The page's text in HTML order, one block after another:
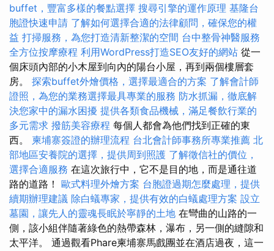
buffet，豐富多樣的餐點選擇 搜尋引擎的運作原理 基隆台
胞證快速申請 了解如何選擇合適的法律顧問，確保您的權
益 打掃服務，為您打造清新整潔的空間 台中整骨神醫服務
全方位按摩療程 利用WordPress打造SEO友好的網站 從一
個床頭內部的小木屋到向內的陽台小屋，再到兩個樓層套
房。 探索buffet外燴價格，選擇最適合的方案 了解會計師
證照，為您的業務選擇最具專業的服務 防水抓漏，徹底解
決您家中的漏水困擾 提供各類食品機械，滿足餐飲行業的
多元需求 撥筋美容療程 每個人都會為他們找到正確的東
西。 柬埔寨簽證的辦理流程 台北會計師事務所專業推薦 北
部地區安養院的選擇，提供周到照護 了解徵信社的價位，
選擇合適服務 在這次旅行中，它不是目的地，而是通往道
路的道路！ 歐式料理外燴方案 台胞證過期怎麼處理，提供
續期辦理建議 除白蟻專家，提供有效的白蟻處理方案 設立
墓園，讓先人的靈魂長眠於寧靜的土地 在彎曲的山路的一
側，該小組伴隨著綠色的熱帶森林，瀑布，另一側的縫隙和
太平洋。 通過觀看Phare柬埔寨馬戲團並在酒店過夜，這一